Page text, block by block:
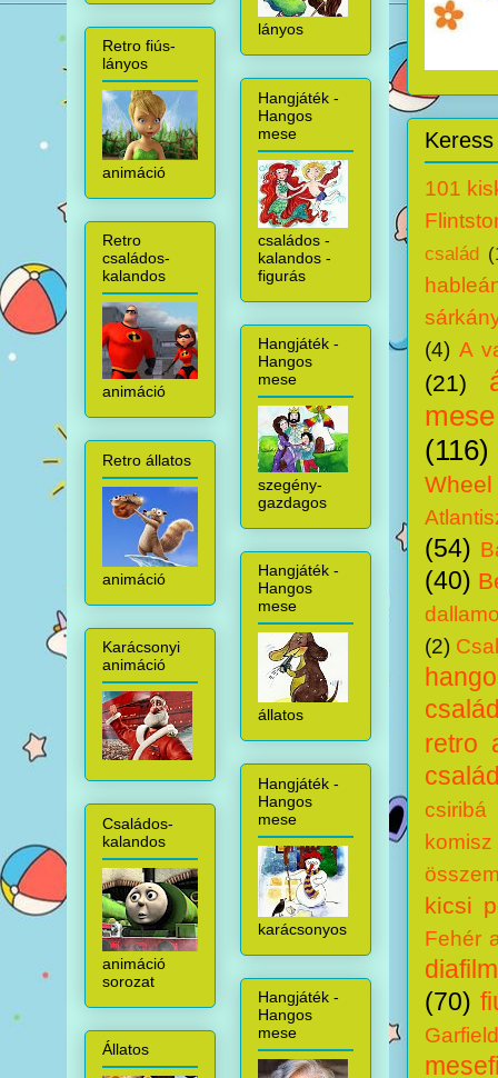
101
család
(4) A
(21)
mese
(116)
(54)
(40)
(2)
retro
csiribá
komisz
kicsi
Fehér
diafilm
(70)
Garfield
Retro fiús-
lányos
animáció
Retro
családos-
kalandos
animáció
Retro állatos
animáció
Karácsonyi
animáció
Családos-
kalandos
animáció
sorozat
Állatos
lányos
Hangjáték -
Hangos
mese
családos -
kalandos -
figurás
Hangjáték -
Hangos
mese
szegény-
gazdagos
Hangjáték -
Hangos
mese
állatos
Hangjáték -
Hangos
mese
karácsonyos
Hangjáték -
Hangos
mese